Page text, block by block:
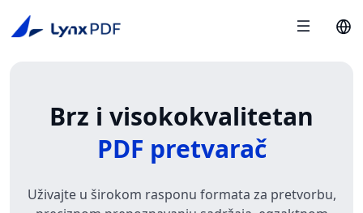
Brz i visokokvalitetan
PDF pretvarač
Uživajte u širokom rasponu formata za pretvorbu,